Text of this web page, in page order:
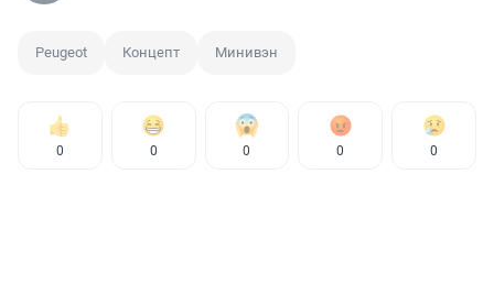
Peugeot Концепт Минивэн
0 0 0 0 0